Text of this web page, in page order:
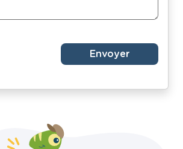
Envoyer